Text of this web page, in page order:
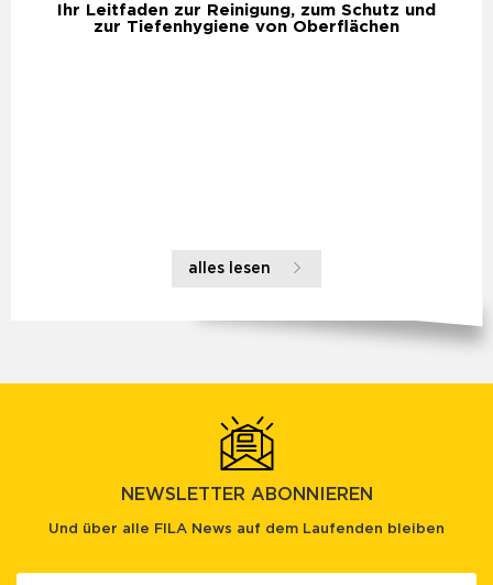
Ihr Leitfaden zur Reinigung, zum Schutz und
zur Tiefenhygiene von Oberflächen
alles lesen
NEWSLETTER ABONNIEREN
Und über alle FILA News auf dem Laufenden bleiben